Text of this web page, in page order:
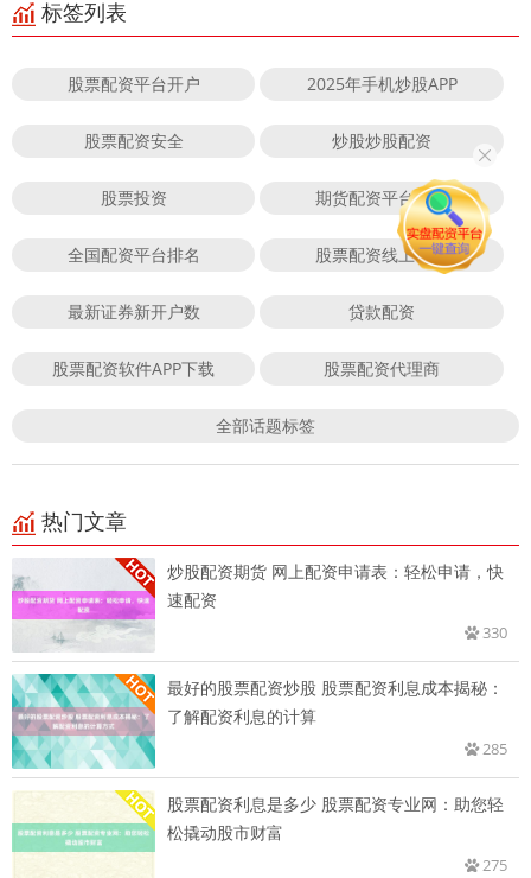
标签列表
股票配资平台开户 2025年手机炒股APP
股票配资安全 炒股炒股配资
股票投资 期货配资平台门户
全国配资平台排名 股票配资线上平台
最新证券新开户数 贷款配资
股票配资软件APP下载 股票配资代理商
全部话题标签
热门文章
炒股配资期货 网上配资申请表：轻松申请，快
速配资
330
最好的股票配资炒股 股票配资利息成本揭秘：
了解配资利息的计算
285
股票配资利息是多少 股票配资专业网：助您轻
松撬动股市财富
275